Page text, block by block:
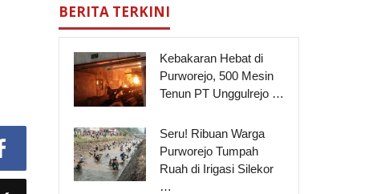
BERITA TERKINI
Kebakaran Hebat di
Purworejo, 500 Mesin
Tenun PT Unggulrejo …
Seru! Ribuan Warga
Purworejo Tumpah
Ruah di Irigasi Silekor
…